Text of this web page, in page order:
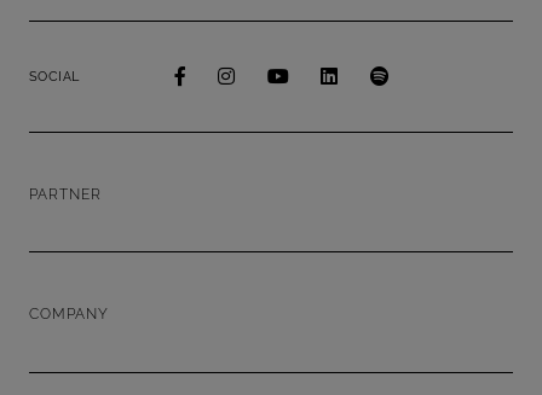
SOCIAL
PARTNER
COMPANY